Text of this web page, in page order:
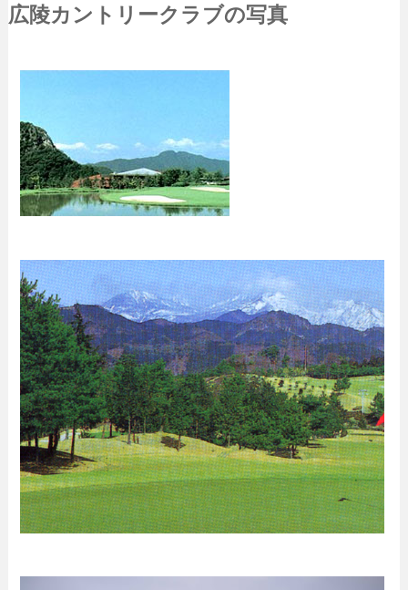
広陵カントリークラブの写真